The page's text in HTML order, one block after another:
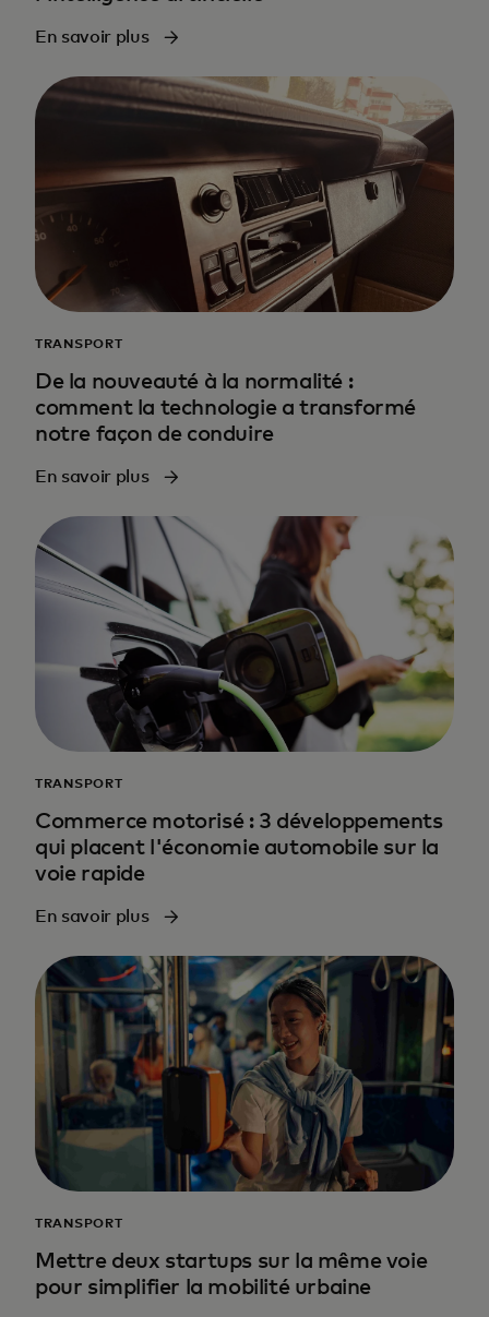
En savoir plus
TRANSPORT
De la nouveauté à la normalité :
comment la technologie a transformé
notre façon de conduire
En savoir plus
TRANSPORT
Commerce motorisé : 3 développements
qui placent l'économie automobile sur la
voie rapide
En savoir plus
TRANSPORT
Mettre deux startups sur la même voie
pour simplifier la mobilité urbaine